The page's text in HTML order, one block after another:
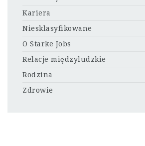
Kariera
Niesklasyfikowane
O Starke Jobs
Relacje międzyludzkie
Rodzina
Zdrowie